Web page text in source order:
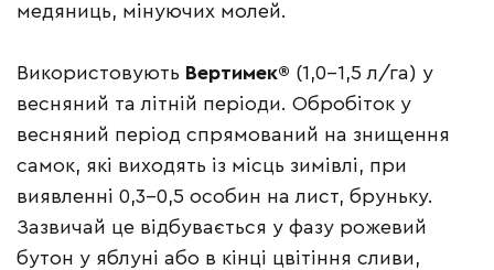
медяниць, мінуючих молей.
Використовують Вертимек® (1,0–1,5 л/га) у
весняний та літній періоди. Обробіток у
весняний період спрямований на знищення
самок, які виходять із місць зимівлі, при
виявленні 0,3–0,5 особин на лист, бруньку.
Зазвичай це відбувається у фазу рожевий
бутон у яблуні або в кінці цвітіння сливи,